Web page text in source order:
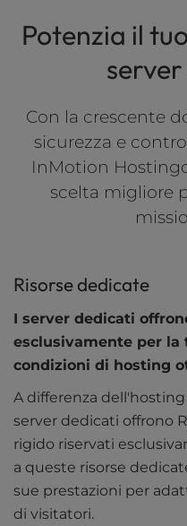
Potenzia il
Con la crescente
sicurezza e
InMotion
scelta migliore
Risorse dedicate
I server dedicati
esclusivamente per
condizioni di hosting
A differenza
server dedicati offrono
rigido riservati
a queste risorse
sue prestazioni per
di visitatori.